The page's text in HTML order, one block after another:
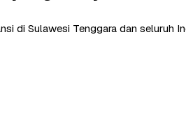
di Sulawesi Tenggara dan seluruh